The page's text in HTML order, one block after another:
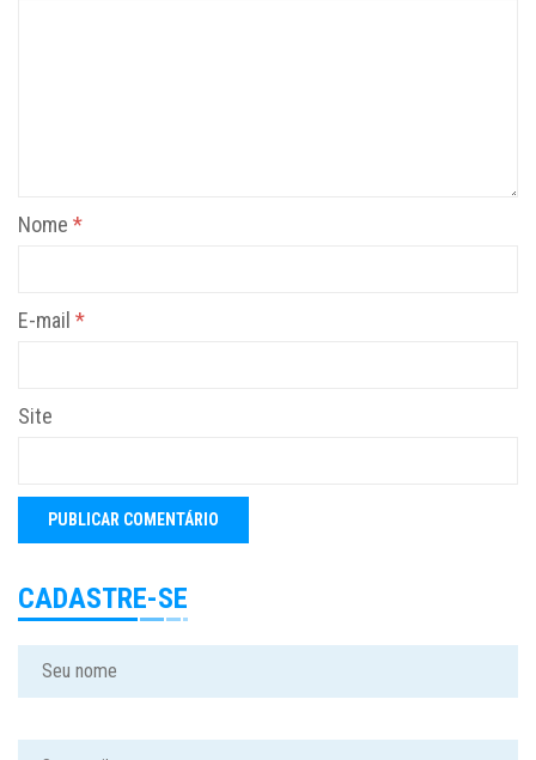
Nome *
E-mail *
Site
CADASTRE-SE